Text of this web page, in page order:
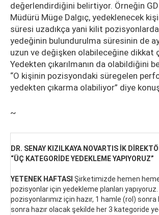
değerlendirdiğini belirtiyor. Örneğin
Müdürü Müge Dalgıç, yedeklenecek
süresi uzadıkça yani kilit
yedeğinin bulundurulma süresinin de
uzun ve değişken olabileceğine dikkat
Yedekten çıkarılmanın da olabildiğini
“O kişinin pozisyondaki süregelen
yedekten çıkarma olabiliyor” diye
~
DR. SENAY KIZILKAYA NOVARTIS İK
“ÜÇ KATEGORİDE YEDEKLEME YAPIYORUZ”
YETENEK HAFTASI Şirketimizde hemen
pozisyonlar için yedekleme planları yapıyoruz.
pozisyonlarımız için hazır, 1 hamle (rol) sonra
sonra hazır olacak şekilde her 3 kategoride